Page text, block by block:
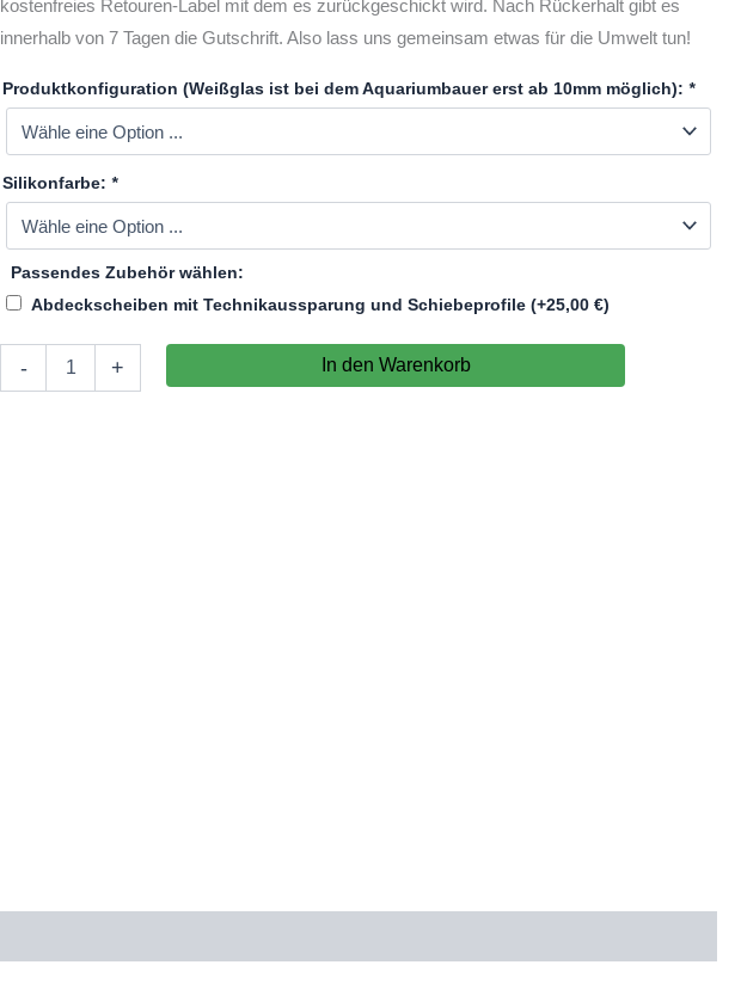
kostenfreies Retouren-Label mit dem es zurückgeschickt wird. Nach Rückerhalt gibt es
innerhalb von 7 Tagen die Gutschrift. Also lass uns gemeinsam etwas für die Umwelt tun!
Produktkonfiguration (Weißglas ist bei dem Aquariumbauer erst ab 10mm möglich):*
Silikonfarbe:*
Passendes Zubehör wählen:
Abdeckscheiben mit Technikaussparung und Schiebeprofile(+25,00€)
-
Aquarium
30x7x35cm
+ In den Warenkorb